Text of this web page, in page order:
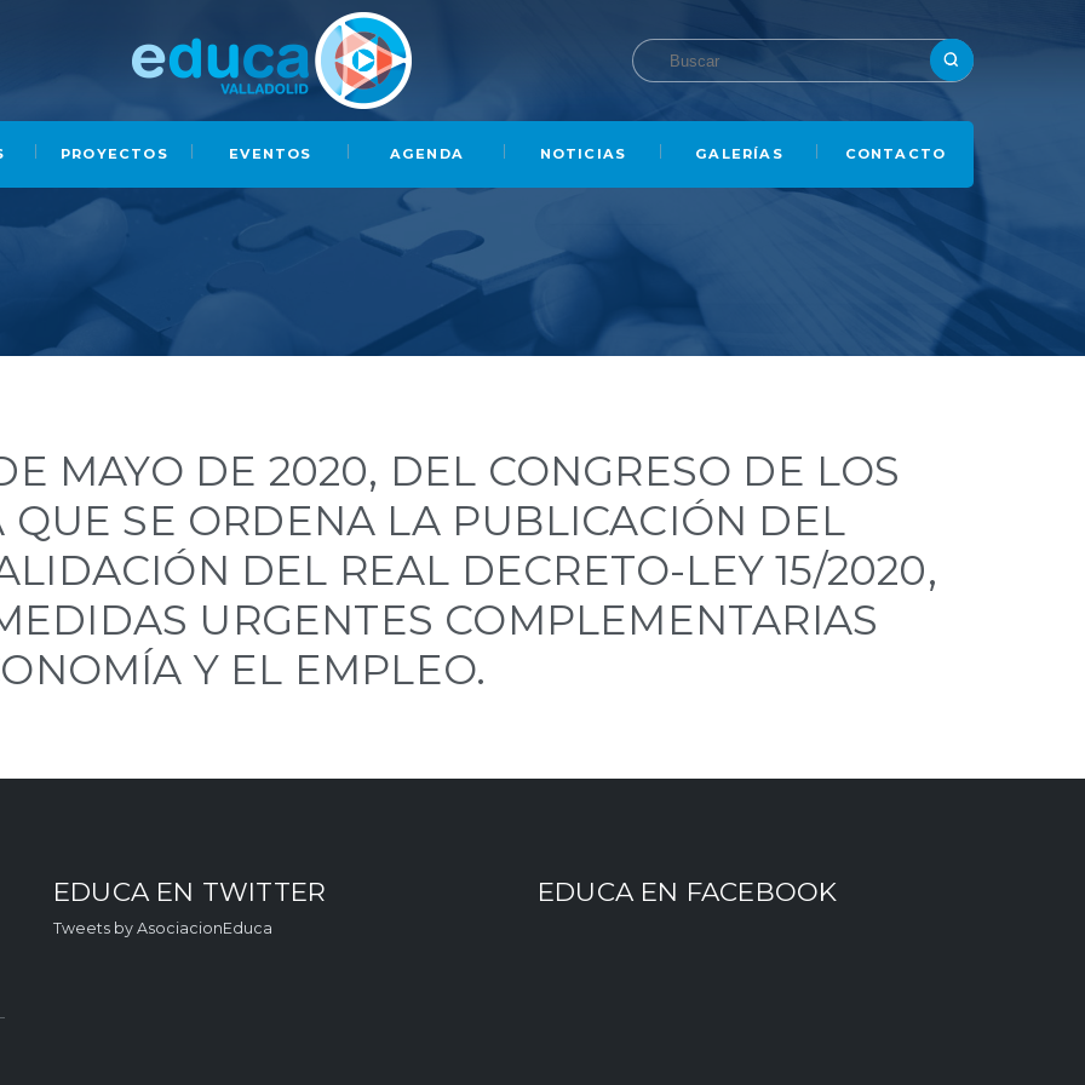
PROYECTOS EVENTOS AGENDA NOTICIAS GALERÍAS CONTACTO
MAYO DE 2020, DEL CONGRESO DE LOS
QUE SE ORDENA LA PUBLICACIÓN DEL
DEL REAL DECRETO-LEY 15/2020,
URGENTES COMPLEMENTARIAS
Y EL EMPLEO.
EDUCA EN TWITTER
Tweets by AsociacionEduca
EDUCA EN FACEBOOK